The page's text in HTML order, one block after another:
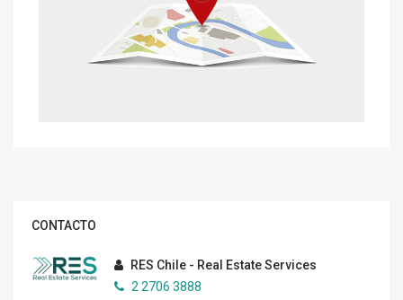
CONTACTO
RES Chile - Real Estate Services
2 2706 3888